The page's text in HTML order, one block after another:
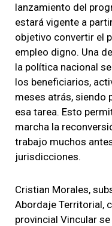
lanzamiento del
estará vigente a
objetivo convertir el
empleo digno. Una
la política nacional
los beneficiarios,
meses atrás, siendo
esa tarea. Esto
marcha la
trabajo muchos
jurisdicciones.
Cristian Morales,
Abordaje Territorial,
provincial Vincular